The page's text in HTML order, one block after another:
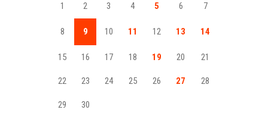
1 2 3 4 5 6 7
8 9 10 11 12 13 14
15 16 17 18 19 20 21
22 23 24 25 26 27 28
29 30